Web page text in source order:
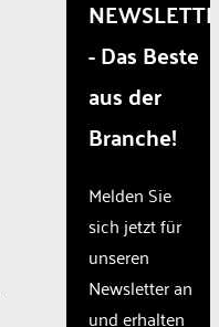
are
not
disclosed
to the
The
owner
needs
to
setup
the
site
- Das Beste
aus der
Branche!
Melden Sie
sich jetzt für
unseren
Newsletter an
und erhalten